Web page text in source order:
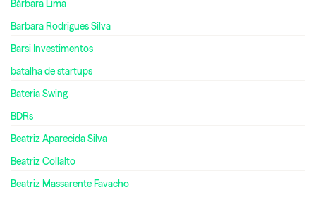
Bárbara Lima
Barbara Rodrigues Silva
Barsi Investimentos
batalha de startups
Bateria Swing
BDRs
Beatriz Aparecida Silva
Beatriz Collalto
Beatriz Massarente Favacho